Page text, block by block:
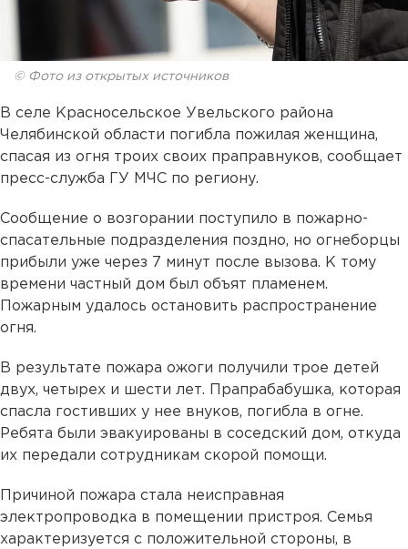
© Фото из открытых источников
В селе Красносельское Увельского района
Челябинской области погибла пожилая женщина,
спасая из огня троих своих праправнуков, сообщает
пресс-служба ГУ МЧС по региону.
Сообщение о возгорании поступило в пожарно-
спасательные подразделения поздно, но огнеборцы
прибыли уже через 7 минут после вызова. К тому
времени частный дом был объят пламенем.
Пожарным удалось остановить распространение
огня.
В результате пожара ожоги получили трое детей
двух, четырех и шести лет. Прапрабабушка, которая
спасла гостивших у нее внуков, погибла в огне.
Ребята были эвакуированы в соседский дом, откуда
их передали сотрудникам скорой помощи.
Причиной пожара стала неисправная
электропроводка в помещении пристроя. Семья
характеризуется с положительной стороны, в